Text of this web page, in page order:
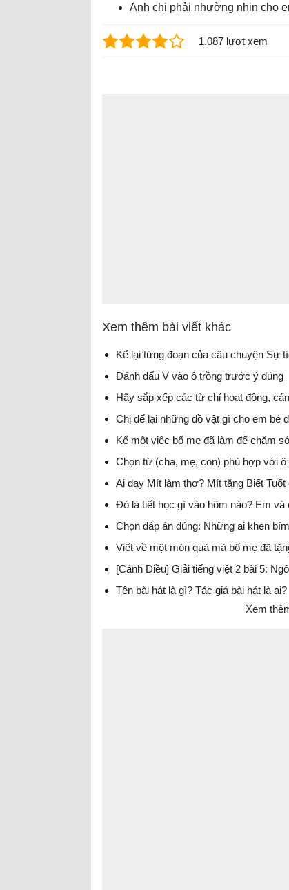
Anh chị phải nhường nhịn cho
1.087 lượt xem
Xem thêm bài viết khác
Kể lại từng đoạn của câu chuyện Sự
Đánh dấu V vào ô trồng trước ý đúng
Hãy sắp xếp các từ chỉ hoạt động,
Chị để lại những đồ vật gì cho em bé
Kể một việc bố mẹ đã làm để chăm
Chọn từ (cha, mẹ, con) phù hợp với ô
Ai dạy Mít làm thơ? Mít tặng Biết
Đó là tiết học gì vào hôm nào? Em
Chọn đáp án đúng: Những ai khen
Viết về một món quà mà bố mẹ đã
[Cánh Diều] Giải tiếng việt 2 bài 5:
Tên bài hát là gì? Tác giả bài hát là ai?
Xem